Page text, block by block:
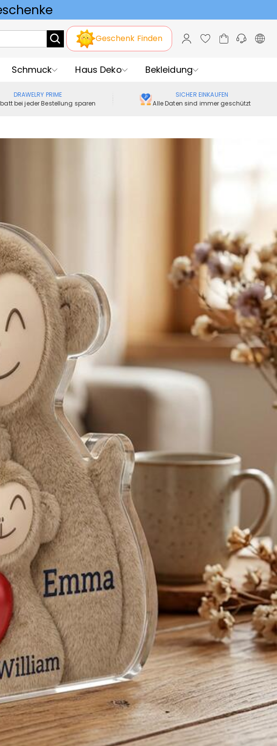
Geburtstag
Geschenk Finden
Schmuck Haus Deko Bekleidung
DRAWELRY PRIME
bei jeder Bestellung sparen
SICHER EINKAUFEN
Alle Daten sind immer geschützt